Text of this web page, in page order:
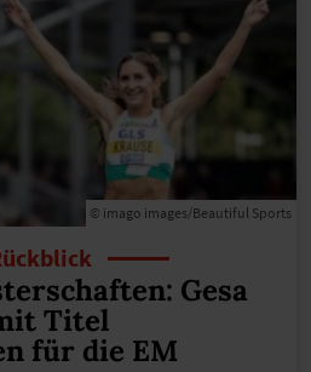
© imago images/Beautiful Sports
Gesa
Titel
für die EM